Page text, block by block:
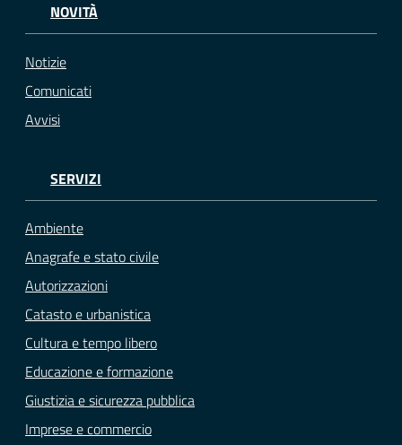
NOVITÀ
Notizie
Comunicati
Avvisi
SERVIZI
Ambiente
Anagrafe e stato civile
Autorizzazioni
Catasto e urbanistica
Cultura e tempo libero
Educazione e formazione
Giustizia e sicurezza pubblica
Imprese e commercio